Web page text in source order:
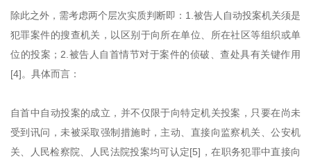
除此之外，需考虑两个层次实质判断即：1.被告人自动投案机关须是
犯罪案件的搜查机关，以区别于向所在单位、所在社区等组织或单
位的投案；2.被告人自首情节对于案件的侦破、查处具有关键作用
[4]。具体而言：
自首中自动投案的成立，并不仅限于向特定机关投案，只要在尚未
受到讯问，未被采取强制措施时，主动、直接向监察机关、公安机
关、人民检察院、人民法院投案均可认定[5]，在职务犯罪中直接向